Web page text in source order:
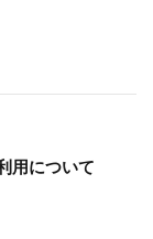
用について